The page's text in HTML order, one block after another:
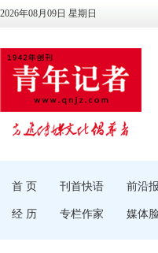
2026年08月09日 星期日
首 页 刊首快语 前沿
经 历 专栏作家 媒体